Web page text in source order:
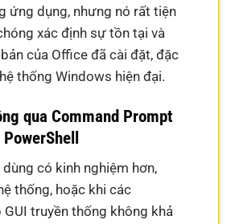
ứng dụng, nhưng nó rất tiện
xác định sự tồn tại và
của Office đã cài đặt, đặc
thống Windows hiện đại.
qua Command Prompt
có kinh nghiệm hơn,
thống, hoặc khi các
truyền thống không khả